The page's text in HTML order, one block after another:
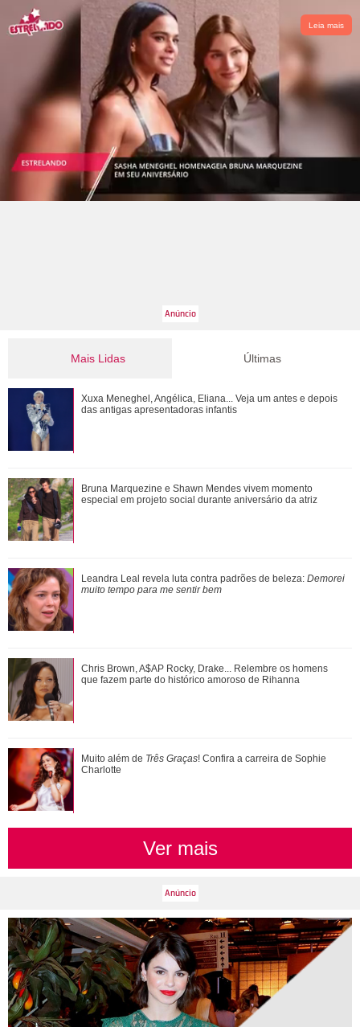
Leia mais
Mais Lidas
Tragam um CPF para ele! Confira tudo o que Shawn
Mendes já fez no Brasil
Relembre as vezes que Virginia Fonseca deu um fim a
polêmicas sem rebater diretamente os fat...
Shawn Mendes, João Guilherme, Enzo Celulari... Relembre
os amores - e affairs - de Bruna Mar...
Inesquecíveis! Confira as frases de Friends que marcaram
gerações
Muito além de Três Graças! Confira a carreira de Sophie
Charlotte
Últimas
Xuxa Meneghel, Angélica, Eliana... Veja um antes e depois
das antigas apresentadoras infantis
Bruna Marquezine e Shawn Mendes vivem momento
especial em projeto social durante aniversário da atriz
Leandra Leal revela luta contra padrões de beleza: Demorei
muito tempo para me sentir bem
Chris Brown, A$AP Rocky, Drake... Relembre os homens
que fazem parte do histórico amoroso de Rihanna
Muito além de Três Graças! Confira a carreira de Sophie
Charlotte
Ver mais